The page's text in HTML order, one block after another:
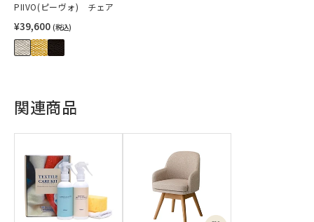
PIIVO(ピーヴォ) チェア
¥39,600 (税込)
関連商品